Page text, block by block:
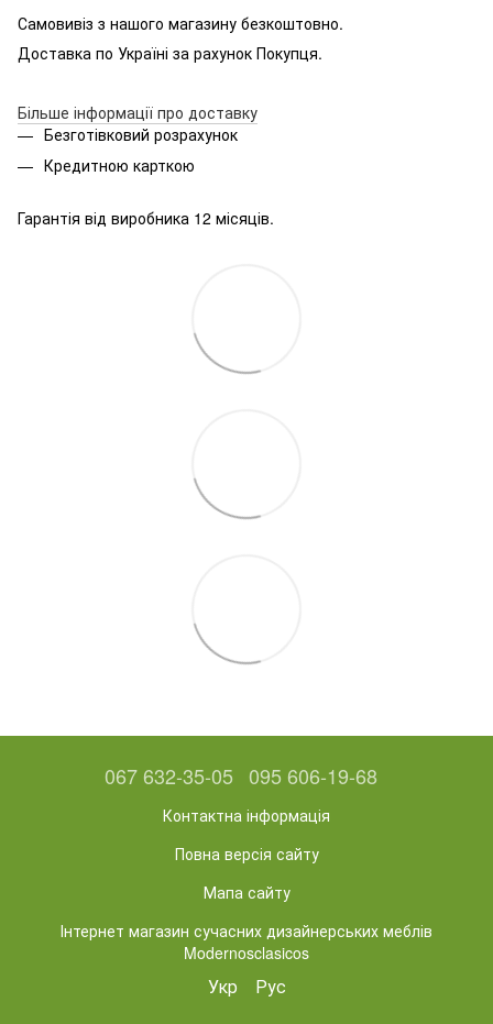
Самовивіз з нашого магазину безкоштовно.
Доставка по Україні за рахунок Покупця.
Більше інформації про доставку
Безготівковий розрахунок
Кредитною карткою
Гарантія від виробника 12 місяців.
067 632-35-05 095 606-19-68
Контактна інформація
Повна версія сайту
Мапа сайту
Інтернет магазин сучасних дизайнерських меблів
Modernosclasicos
Укр Рус